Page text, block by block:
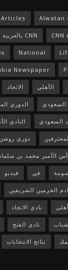
Alwatan
Articles
CNN CNN بالعربية
National
Newspaper
الأهلي الاتحاد
السعودي الدوري
السعودي النادي
دوري
الأمير محمد بن
في فيديو
الحرمين الشريفين
نادي الاتحاد
نادي الفتح
نتائج الانتخابات